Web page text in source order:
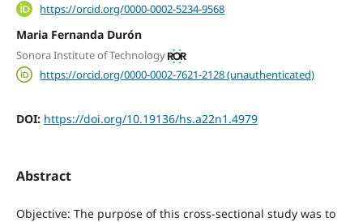
https://orcid.org/0000-0002-5234-9568
Maria Fernanda Durón
Sonora Institute of Technology
https://orcid.org/0000-0002-7621-2128 (unauthenticated)
DOI: https://doi.org/10.19136/hs.a22n1.4979
Abstract
Objective: The purpose of this cross-sectional study was to